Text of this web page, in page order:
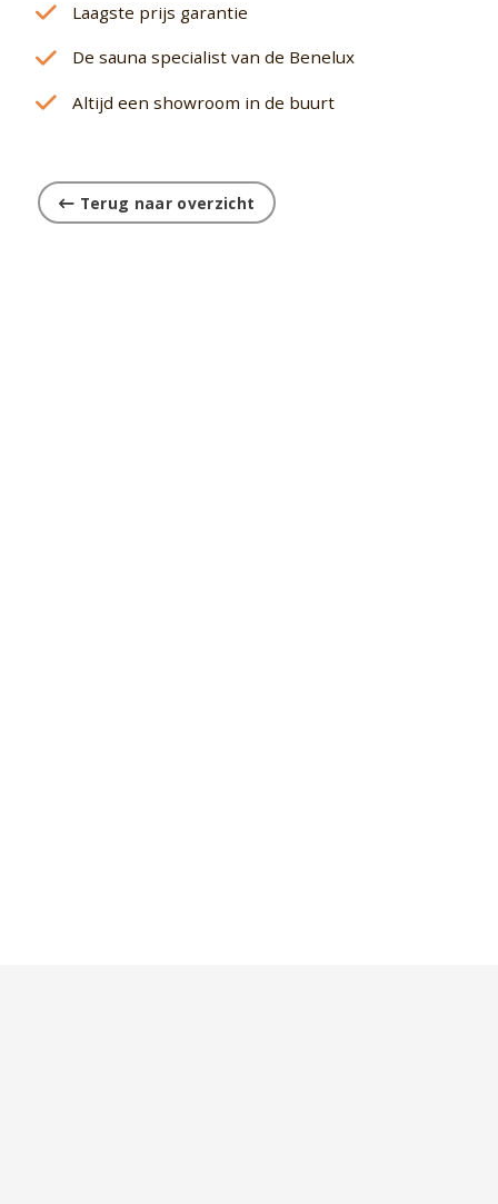
Laagste prijs garantie
De sauna specialist van de Benelux
Altijd een showroom in de buurt
Terug naar overzicht